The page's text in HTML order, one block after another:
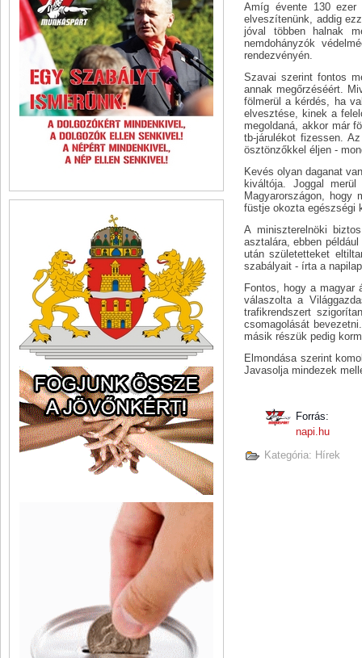
Amíg évente 130
elveszítenünk, addig
jóval többen halnak
nemdohányzók
rendezvényén.
Szavai szerint fontos
annak megőrzéséért.
fölmerül a kérdés, ha
elvesztése, kinek a
megoldaná, akkor már
tb-járulékot fizessen.
ösztönzőkkel éljen -
Kevés olyan daganat
kiváltója. Joggal
Magyarországon,
füstje okozta egészségi
A miniszterelnöki
asztalára, ebben
után születetteket
szabályait - írta a
Fontos, hogy a magyar
válaszolta a
trafikrendszert
csomagolását
másik részük pedig
Elmondása szerint
Javasolja mindezek
Forrás:
napi.hu
Kategória: Hírek